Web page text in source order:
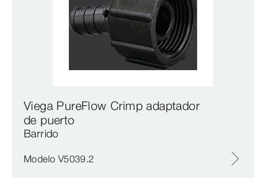
Viega PureFlow Crimp adaptador
de puerto
Barrido
Modelo V5039.2